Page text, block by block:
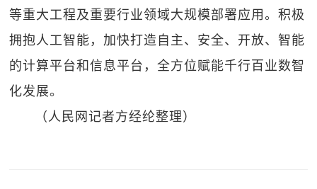
等重大工程及重要行业领域大规模部署应用。积极
拥抱人工智能，加快打造自主、安全、开放、智能
的计算平台和信息平台，全方位赋能千行百业数智
化发展。
（人民网记者方经纶整理）